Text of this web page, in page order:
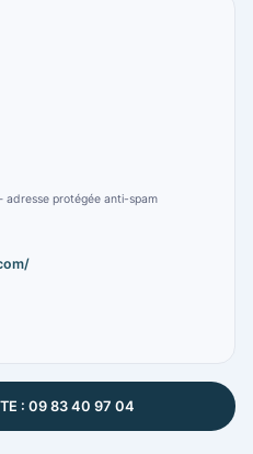
adresse protégée anti-spam
: 09 83 40 97 04